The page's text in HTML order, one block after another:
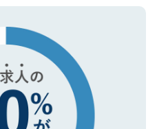
てもご安心ください。
ください。